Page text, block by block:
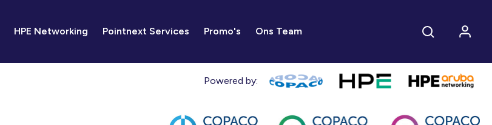
HPE Networking Pointnext Services Promo's Ons Team
Powered by: